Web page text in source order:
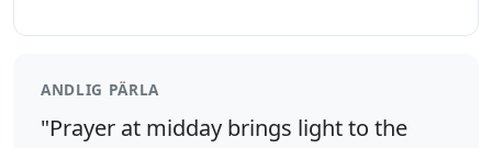
ANDLIG PÄRLA
"Prayer at midday brings light to the